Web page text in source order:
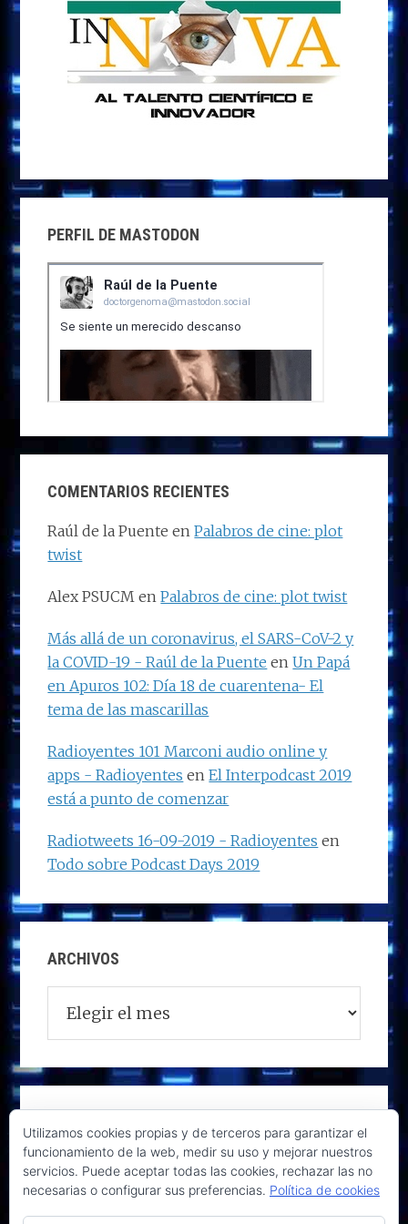
PERFIL DE MASTODON
COMENTARIOS RECIENTES
Raúl de la Puente enPalabros de cine: plot
twist
Alex PSUCM enPalabros de cine: plot twist
Más allá de un coronavirus, el SARS-CoV-2 y
la COVID-19 - Raúl de la Puente enUn Papá
en Apuros 102: Día 18 de cuarentena- El
tema de las mascarillas
Radioyentes 101 Marconi audio online y
apps - Radioyentes enEl Interpodcast 2019
está a punto de comenzar
Radiotweets 16-09-2019 - Radioyentes en
Todo sobre Podcast Days 2019
ARCHIVOS
Utilizamos cookies propias y de terceros para garantizar el
funcionamiento de la web, medir su uso y mejorar nuestros
servicios. Puede aceptar todas las cookies, rechazar las no
necesarias o configurar sus preferencias. Política de cookies